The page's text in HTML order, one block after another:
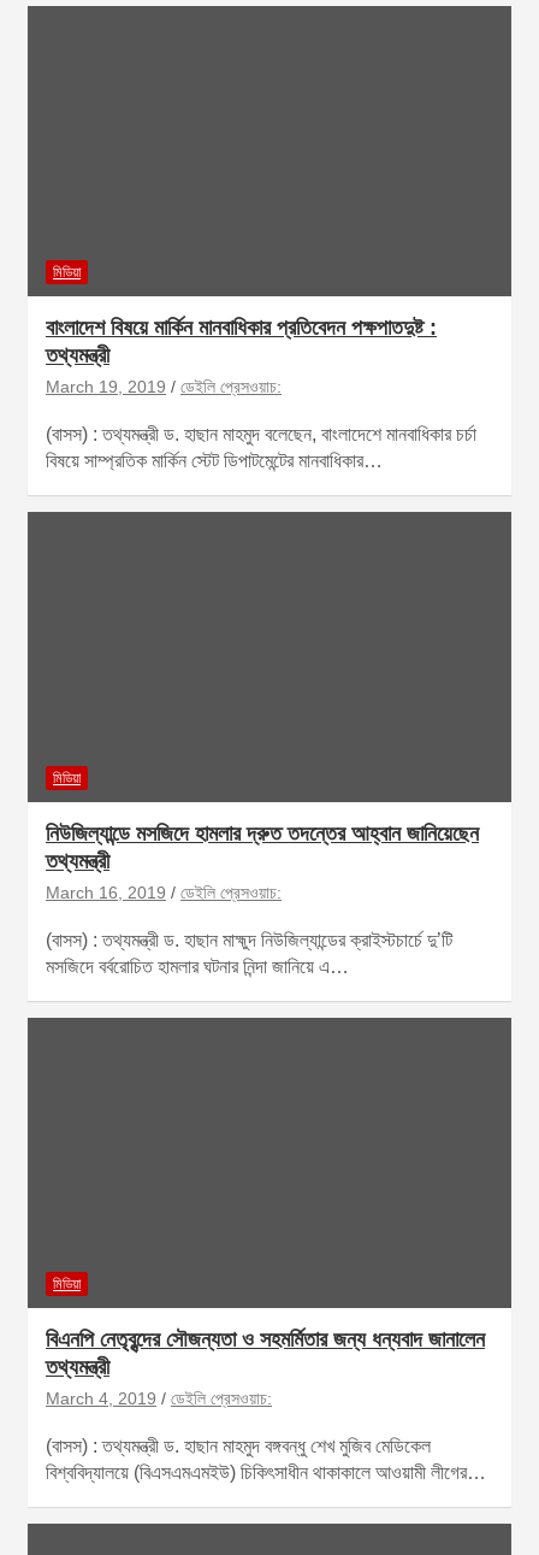
মিডিয়া
বাংলাদেশ বিষয়ে মার্কিন মানবাধিকার প্রতিবেদন পক্ষপাতদুষ্ট :
তথ্যমন্ত্রী
March 19, 2019 ডেইলি প্রেসওয়াচ:
(বাসস) : তথ্যমন্ত্রী ড. হাছান মাহমুদ বলেছেন, বাংলাদেশে মানবাধিকার চর্চা
বিষয়ে সাম্প্রতিক মার্কিন স্টেট ডিপাটমেন্টের মানবাধিকার…
মিডিয়া
নিউজিল্যান্ডে মসজিদে হামলার দ্রুত তদন্তের আহ্বান জানিয়েছেন
তথ্যমন্ত্রী
March 16, 2019 ডেইলি প্রেসওয়াচ:
(বাসস) : তথ্যমন্ত্রী ড. হাছান মাহ্মুদ নিউজিল্যান্ডের ক্রাইস্টচার্চে দু’টি
মসজিদে বর্বরোচিত হামলার ঘটনার নিন্দা জানিয়ে এ…
মিডিয়া
বিএনপি নেতৃবৃন্দের সৌজন্যতা ও সহমর্মিতার জন্য ধন্যবাদ জানালেন
তথ্যমন্ত্রী
March 4, 2019 ডেইলি প্রেসওয়াচ:
(বাসস) : তথ্যমন্ত্রী ড. হাছান মাহমুদ বঙ্গবন্ধু শেখ মুজিব মেডিকেল
বিশ্ববিদ্যালয়ে (বিএসএমএমইউ) চিকিৎসাধীন থাকাকালে আওয়ামী লীগের…